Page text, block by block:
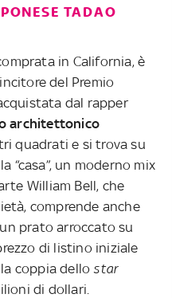
TADAO
in California, è
del Premio
dal rapper
architettonico
quadrati e si trova su
un moderno mix
William Bell, che
comprende anche
prato arroccato su
di listino iniziale
coppia dellostar
di dollari.